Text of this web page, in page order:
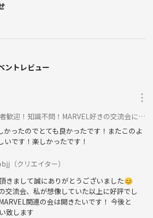
ントレビュー
歓迎！知識不問！MARVEL好きの交流会に参加
かったのでとても良かったです！またこのよ
いです！楽しかったです！
（クリエイター）
きまして誠にありがとうございました😊
交流会、私が想像していた以上に好評でし
関連の会は開きたいです！ 今後と
致します